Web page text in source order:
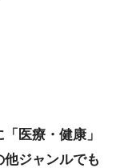
医療・健康」
他ジャンルでも